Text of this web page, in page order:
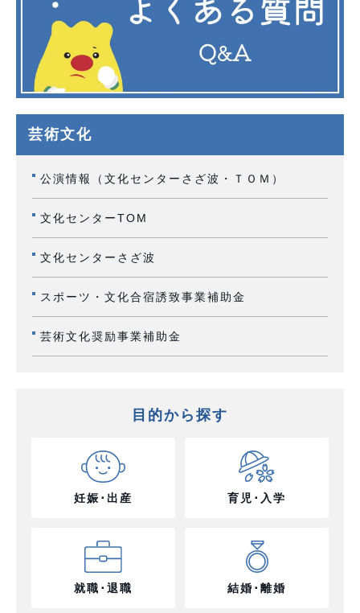
芸術文化
公演情報（文化センターさざ波・ＴＯＭ）
文化センターTOM
文化センターさざ波
スポーツ・文化合宿誘致事業補助金
芸術文化奨励事業補助金
目的から探す
妊娠･出産 育児･入学
就職･退職 結婚･離婚